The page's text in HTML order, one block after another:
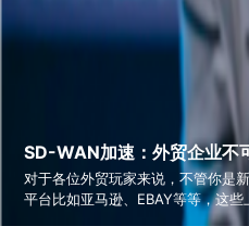
SD-WAN加速：外贸企业不
对于各位外贸玩家来说，不管你是
平台比如亚马逊、EBAY等等，这